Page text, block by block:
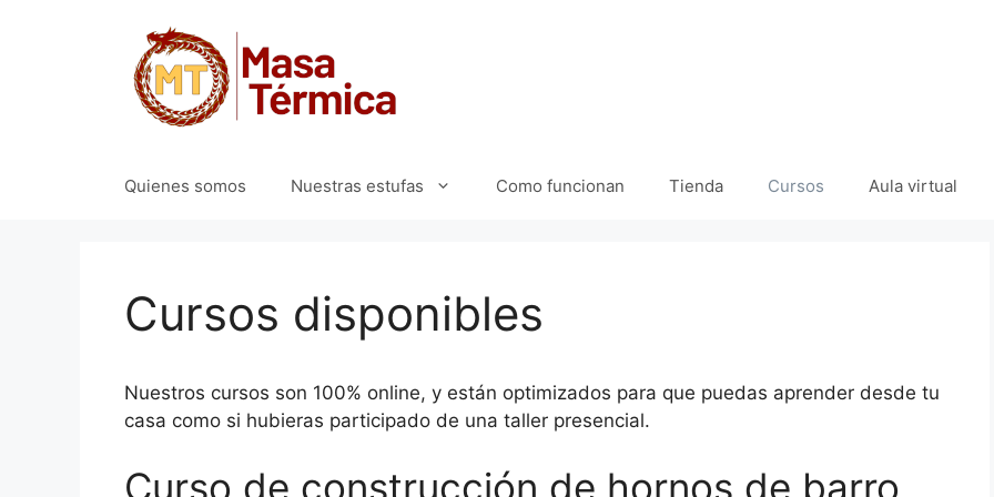
Quienes somos Nuestras estufas Como funcionan Tienda Cursos Aula virtual
Cursos disponibles
Nuestros cursos son 100% online, y están optimizados para que puedas aprender desde tu
casa como si hubieras participado de una taller presencial.
Curso de construcción de hornos de barro